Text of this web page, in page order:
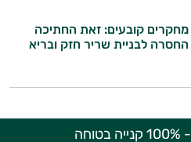
מחקרים קובעים: זאת החתיכה
החסרה לבניית שריר חזק ובריא
- 100% קנייה בטוחה